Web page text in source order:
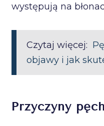
występują na
Czytaj więcej:
objawy i jak
Przyczyny